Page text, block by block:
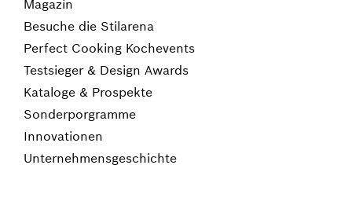
Magazin
Besuche die Stilarena
Perfect Cooking Kochevents
Testsieger & Design Awards
Kataloge & Prospekte
Sonderporgramme
Innovationen
Unternehmensgeschichte